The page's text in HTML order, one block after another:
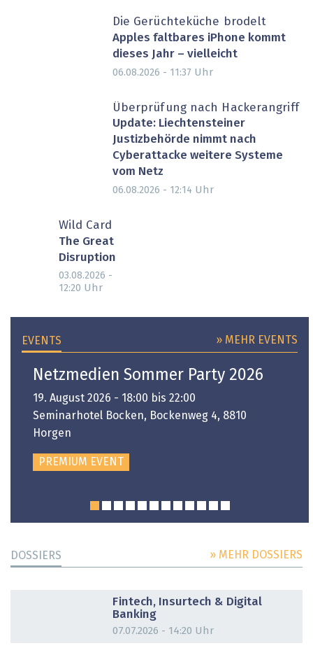
Die Gerüchteküche brodelt
Apples faltbares iPhone kommt
dieses Jahr – vielleicht
06.08.2026 - 11:37 Uhr
Überprüfung nach Hackerangriff
Update: Liechtensteiner
Justizbehörde nimmt nach
Cyberattacke weitere Systeme
vom Netz
06.08.2026 - 12:14 Uhr
Wild Card
The Great
Disruption
03.08.2026 -
12:20 Uhr
EVENTS » MEHR EVENTS
Netzmedien Sommer Party 2026
19. August 2026 - 18:00 bis 22:00
Seminarhotel Bocken, Bockenweg 4, 8810
Horgen
PREMIUM EVENT
DOSSIERS » MEHR DOSSIERS
Fintech, Insurtech & Digital
Banking
07.07.2026 - 14:20 Uhr